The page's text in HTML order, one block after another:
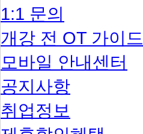
1:1 문의
개강 전 OT 가이드
모바일 안내센터
공지사항
취업정보